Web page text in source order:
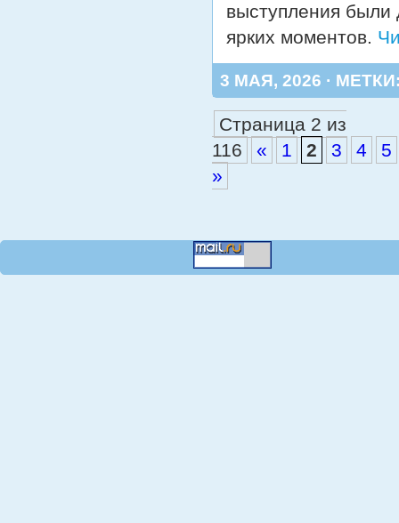
выступления
ярких моментов.
3 МАЯ, 2026 ·
Страница 2 из
116
« 1 2 3 4
5
»